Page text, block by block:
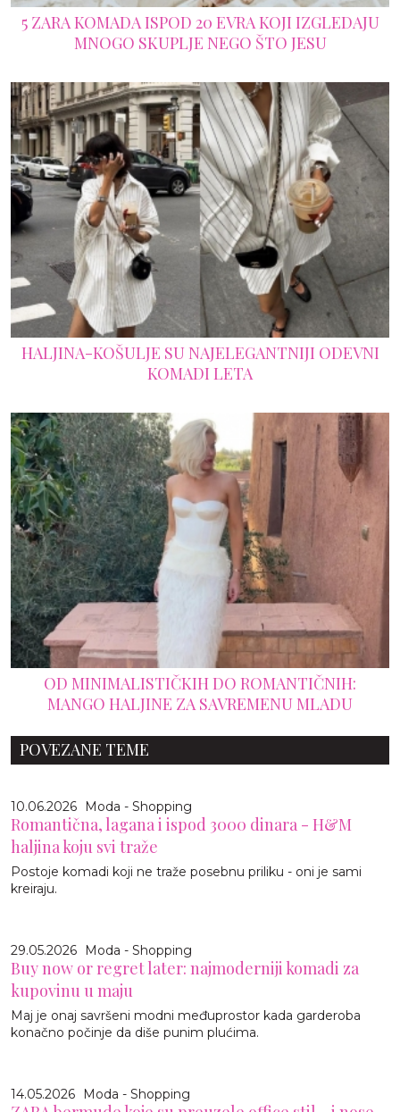
5 ZARA KOMADA ISPOD 20 EVRA KOJI IZGLEDAJU
MNOGO SKUPLJE NEGO ŠTO JESU
HALJINA-KOŠULJE SU NAJELEGANTNIJI ODEVNI
KOMADI LETA
OD MINIMALISTIČKIH DO ROMANTIČNIH:
MANGO HALJINE ZA SAVREMENU MLADU
POVEZANE TEME
10.06.2026 Moda - Shopping
Romantična, lagana i ispod 3000 dinara - H&M
haljina koju svi traže
Postoje komadi koji ne traže posebnu priliku - oni je sami
kreiraju.
29.05.2026 Moda - Shopping
Buy now or regret later: najmoderniji komadi za
kupovinu u maju
Maj je onaj savršeni modni međuprostor kada garderoba
konačno počinje da diše punim plućima.
14.05.2026 Moda - Shopping